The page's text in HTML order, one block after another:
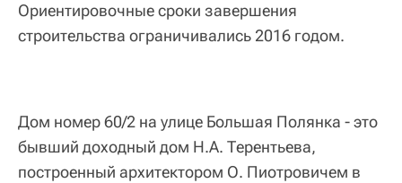
Ориентировочные сроки завершения
строительства ограничивались 2016 годом.
Дом номер 60/2 на улице Большая Полянка - это
бывший доходный дом Н.А. Терентьева,
построенный архитектором О. Пиотровичем в